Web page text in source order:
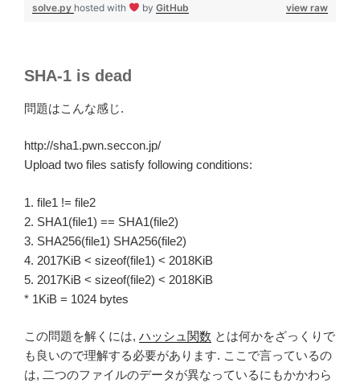
view raw
solve.py hosted with by GitHub
SHA-1 is dead
問題はこんな感じ.
http://sha1.pwn.seccon.jp/
Upload two files satisfy following conditions:
1. file1 != file2
2. SHA1(file1) == SHA1(file2)
3. SHA256(file1) SHA256(file2)
4. 2017KiB < sizeof(file1) < 2018KiB
5. 2017KiB < sizeof(file2) < 2018KiB
* 1KiB = 1024 bytes
この問題を解くには, ハッシュ関数 とは何かをざっくりで
も良いので理解する必要があります. ここで言っているの
は, 二つのファイルのデータが異なっているにもかかわら